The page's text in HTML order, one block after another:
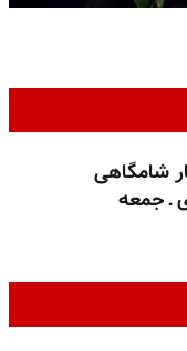
شامگاهی
ـ جمعه